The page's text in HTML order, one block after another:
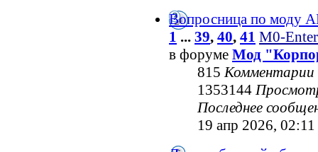
Вопросница по моду
1 ... 39, 40, 41 M0-
в форуме Мод
815Комментарии
1353144
Последнее
19 апр 2026, 02:11